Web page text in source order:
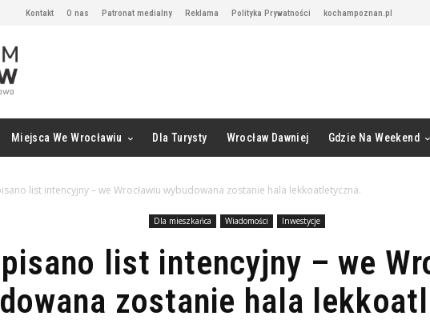
Kontakt O nas Patronat medialny Reklama Polityka Prywatności kochampoznan.pl
Miejsca We Wrocławiu Dla Turysty Wrocław Dawniej Gdzie Na Weekend
list intencyjny – we Wrocławiu wybudowana zostanie hala lekkoatletyczna.
Dla mieszkańca Wiadomości Inwestycje
list intencyjny – we
zostanie hala